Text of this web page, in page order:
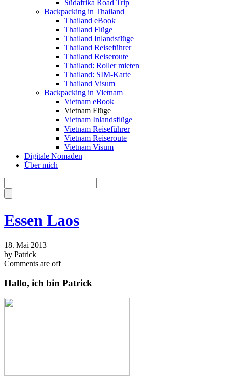
Südafrika Road Trip
Backpacking in Thailand
Thailand eBook
Thailand Flüge
Thailand Inlandsflüge
Thailand Reiseführer
Thailand Reiseroute
Thailand: Roller mieten
Thailand: SIM-Karte
Thailand Visum
Backpacking in Vietnam
Vietnam eBook
Vietnam Flüge
Vietnam Inlandsflüge
Vietnam Reiseführer
Vietnam Reiseroute
Vietnam Visum
Digitale Nomaden
Über mich
Essen Laos
18. Mai 2013
by Patrick
Comments are off
Hallo, ich bin Patrick